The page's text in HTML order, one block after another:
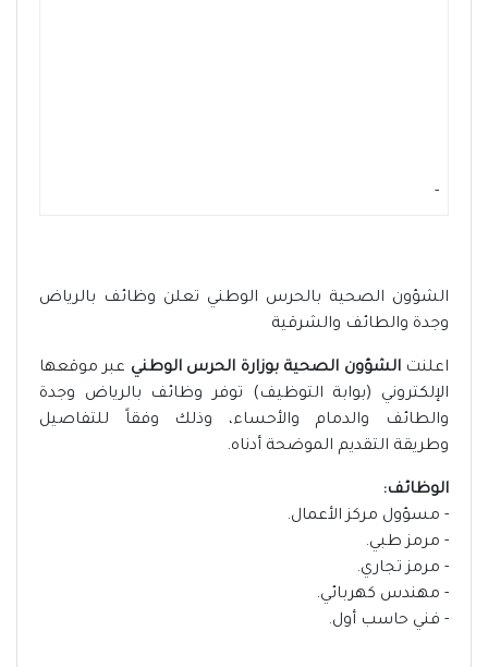
-
الشؤون الصحية بالحرس الوطني تعلن وظائف بالرياض
وجدة والطائف والشرقية
اعلنتالشؤون الصحية بوزارة الحرس الوطني عبر موقعها
الإلكتروني (بوابة التوظيف) توفر وظائف بالرياض وجدة
والطائف والدمام والأحساء، وذلك وفقاً للتفاصيل
وطريقة التقديم الموضحة أدناه.
الوظائف:
- مسؤول مركز الأعمال.
- مرمز طبي.
- مرمز تجاري.
- مهندس كهربائي.
- فني حاسب أول.